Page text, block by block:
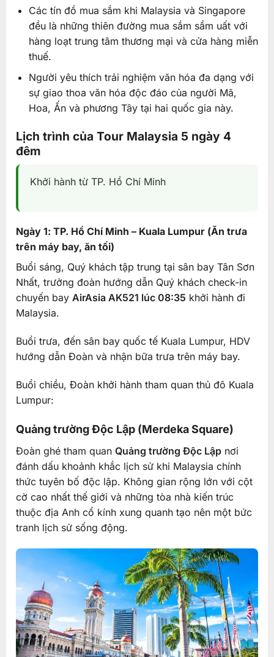
Các tín đồ mua sắm khi Malaysia và Singapore
đều là những thiên đường mua sắm sầm uất với
hàng loạt trung tâm thương mại và cửa hàng miễn
thuế.
Người yêu thích trải nghiệm văn hóa đa dạng với
sự giao thoa văn hóa độc đáo của người Mã,
Hoa, Ấn và phương Tây tại hai quốc gia này.
Lịch trình của Tour Malaysia 5 ngày 4
đêm
Khởi hành từ TP. Hồ Chí Minh
Ngày 1: TP. Hồ Chí Minh – Kuala Lumpur (Ăn trưa
trên máy bay, ăn tối)
Buổi sáng, Quý khách tập trung tại sân bay Tân Sơn
Nhất, trưởng đoàn hướng dẫn Quý khách check-in
chuyến bay AirAsia AK521 lúc 08:35 khởi hành đi
Malaysia.
Buổi trưa, đến sân bay quốc tế Kuala Lumpur, HDV
hướng dẫn Đoàn và nhận bữa trưa trên máy bay.
Buổi chiều, Đoàn khởi hành tham quan thủ đô Kuala
Lumpur:
Quảng trường Độc Lập (Merdeka Square)
Đoàn ghé tham quan Quảng trường Độc Lậpnơi
đánh dấu khoảnh khắc lịch sử khi Malaysia chính
thức tuyên bố độc lập. Không gian rộng lớn với cột
cờ cao nhất thế giới và những tòa nhà kiến trúc
thuộc địa Anh cổ kính xung quanh tạo nên một bức
tranh lịch sử sống động.